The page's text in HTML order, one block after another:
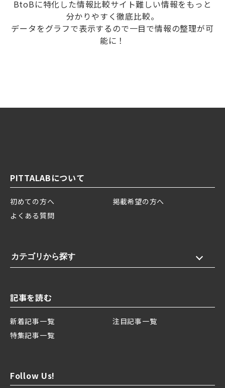
BtoBに特化した情報比較サイト難しい情報をもっと
分かりやすく徹底比較。
データをグラフで表示するので一目で情報の整理が可
能に！
PITTALABについて
初めての方へ
掲載希望の方へ
よくある質問
カテゴリから探す
記事を読む
新着記事一覧
注目記事一覧
特集記事一覧
Follow Us!